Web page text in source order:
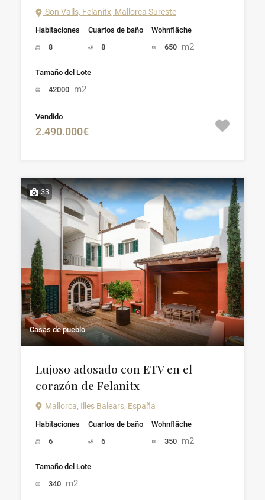
Son Valls, Felanitx, Mallorca Sureste
Habitaciones
8
Cuartos de baño
8
Wohnfläche
650 m2
Tamaño del Lote
42000 m2
Vendido
2.490.000€
33
Casas de pueblo
Lujoso adosado con ETV en el
corazón de Felanitx
Mallorca, Illes Balears, España
Habitaciones
6
Cuartos de baño
6
Wohnfläche
350 m2
Tamaño del Lote
340 m2